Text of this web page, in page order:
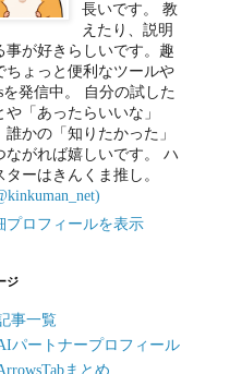
長いです。 教
えたり、説明
事が好きらしいです。趣
ちょっと便利なツールや
を発信中。 自分の試した
や「あったらいいな」
誰かの「知りたかった」
ながれば嬉しいです。 ハ
ターはきんくま推し。
プロフィールを表示
ジ
事一覧
パートナープロフィール
まとめ